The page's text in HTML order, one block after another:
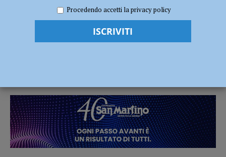
Iren: “Importante proteggere i contatori”
Temperature basse, Iren: “Importante
Procedendo accetti la privacy policy